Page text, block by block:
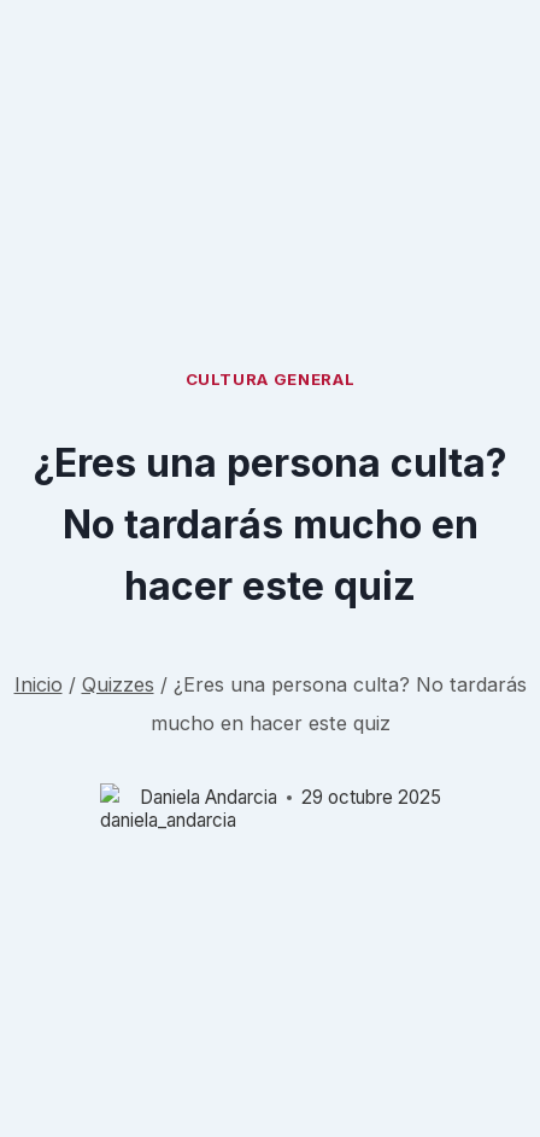
CULTURA GENERAL
¿Eres una persona culta?
No tardarás mucho en
hacer este quiz
Inicio / Quizzes / ¿Eres una persona culta? No tardarás
mucho en hacer este quiz
Daniela Andarcia 29 octubre 2025